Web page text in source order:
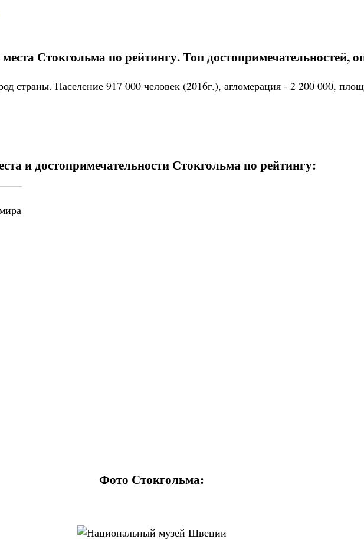
Стокгольма по рейтингу. Топ достопримечательностей,
страны. Население 917 000 человек (2016г.), агломерация - 2 200 000,
и достопримечательности Стокгольма по рейтингу:
Фото Стокгольма: